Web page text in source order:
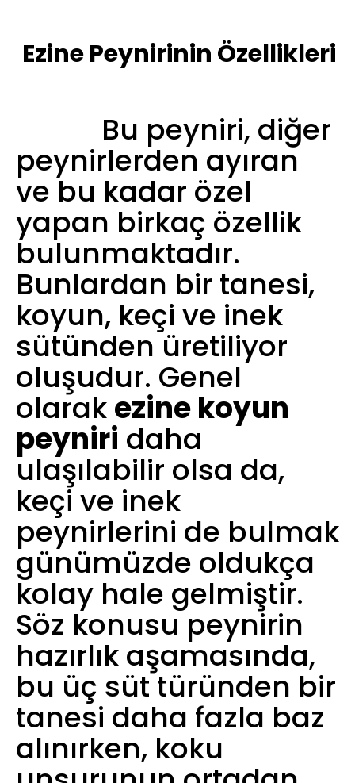
Ezine Peynirinin Özellikleri
Bu peyniri, diğer
peynirlerden ayıran
ve bu kadar özel
yapan birkaç özellik
bulunmaktadır.
Bunlardan bir tanesi,
koyun, keçi ve inek
sütünden üretiliyor
oluşudur. Genel
olarakezine koyun
peyniri daha
ulaşılabilir olsa da,
keçi ve inek
peynirlerini de bulmak
günümüzde oldukça
kolay hale gelmiştir.
Söz konusu peynirin
hazırlık aşamasında,
bu üç süt türünden bir
tanesi daha fazla baz
alınırken, koku